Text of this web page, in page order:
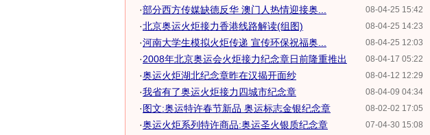
08-04-25 15:42
·部分西方传媒缺德反华 澳门人热情迎接奥...
08-04-25 14:23
·北京奥运火炬接力香港线路解读(组图)
08-04-25 12:03
·河南大学生模拟火炬传递 宣传环保祝福奥...
08-04-17 05:22
·2008年北京奥运会火炬接力纪念章日前隆重推出
08-04-12 12:29
·奥运火炬湖北纪念章昨在汉揭开面纱
08-04-09 04:34
·我省有了奥运火炬接力四城市纪念章
08-02-02 17:05
·图文:奥运特许春节新品 奥运标志金银纪念章
07-04-30 15:08
·奥运火炬系列特许商品:奥运圣火银质纪念章